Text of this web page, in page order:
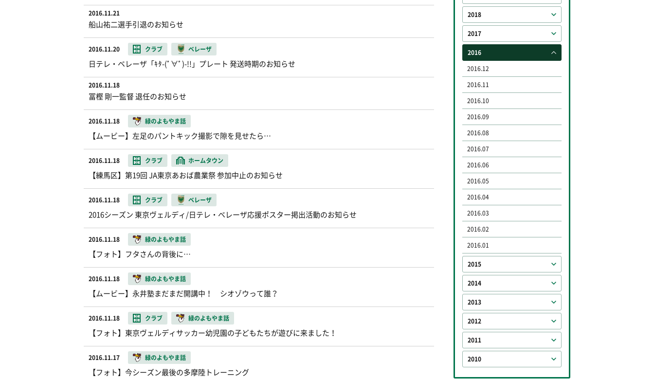
2016.11.21
船山祐二選手引退のお知らせ
2016.11.20 クラブ ベレーザ
日テレ・ベレーザ「ｷﾀ-(ﾟ∀ﾟ)-!!」プレート 発送時期のお知らせ
2016.11.18
冨樫 剛一監督 退任のお知らせ
2016.11.18 緑のよもやま話
【ムービー】左足のパントキック撮影で隙を見せたら…
2016.11.18 クラブ ホームタウン
【練馬区】第19回 JA東京あおば農業祭 参加中止のお知らせ
2016.11.18 クラブ ベレーザ
2016シーズン 東京ヴェルディ/日テレ・ベレーザ応援ポスター掲出活動のお知らせ
2016.11.18 緑のよもやま話
【フォト】フタさんの背後に…
2016.11.18 緑のよもやま話
【ムービー】永井塾まだまだ開講中！ シオゾウって誰？
2016.11.18 クラブ 緑のよもやま話
【フォト】東京ヴェルディサッカー幼児園の子どもたちが遊びに来ました！
2016.11.17 緑のよもやま話
【フォト】今シーズン最後の多摩陸トレーニング
2018
2017
2016
2016.12
2016.11
2016.10
2016.09
2016.08
2016.07
2016.06
2016.05
2016.04
2016.03
2016.02
2016.01
2015
2014
2013
2012
2011
2010